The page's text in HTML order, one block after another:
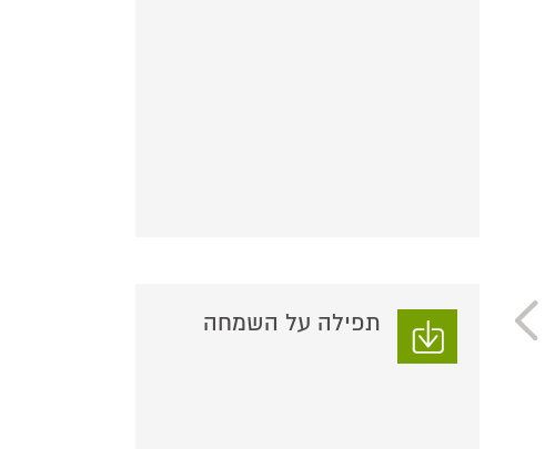
תפילה על השמחה